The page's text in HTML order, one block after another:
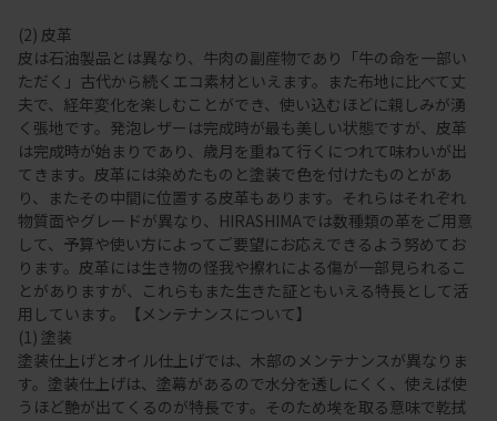
(2) 皮革
皮は石油製品とは異なり、牛肉の副産物であり「牛の命を一部い
ただく」古代から続くエコ素材といえます。また布地に比べて丈
夫で、経年変化を楽しむことができ、使い込むほどに親しみが湧
く張地です。発泡レザーは完成時が最も美しい状態ですが、皮革
は完成時が始まりであり、歳月を重ねて行くにつれて味わいが出
てきます。皮革には染めたものと塗装で色を付けたものとがあ
り、またその中間に位置する皮革もあります。それらはそれぞれ
物質面やグレードが異なり、HIRASHIMAでは数種類の革をご用意
して、予算や使い方によってご要望にお応えできるよう努めてお
ります。皮革には生き物の怪我や擦れによる傷が一部見られるこ
とがありますが、これらもまた生きた証ともいえる特長として活
用しています。【メンテナンスについて】
(1) 塗装
塗装仕上げとオイル仕上げでは、木部のメンテナンスが異なりま
す。塗装仕上げは、塗幕があるので水分を透しにくく、使えば使
うほど艶が出てくるのが特長です。そのため埃を取る意味で乾拭